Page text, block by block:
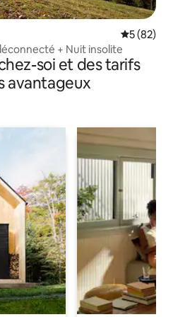
5 (82)
+ Nuit insolite
soi et des tarifs
avantageux